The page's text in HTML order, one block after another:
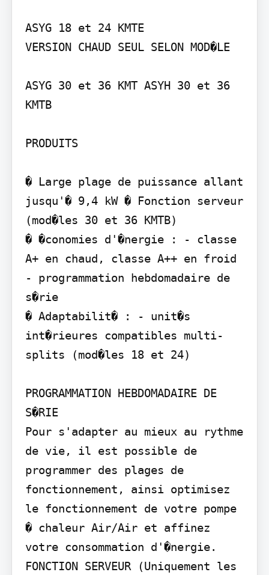
ASYG 18 et 24 KMTE
VERSION CHAUD SEUL SELON MOD�LE
ASYG 30 et 36 KMT ASYH 30 et 36
KMTB
PRODUITS
� Large plage de puissance allant
jusqu'� 9,4 kW � Fonction serveur
(mod�les 30 et 36 KMTB)
� �conomies d'�nergie : - classe
A+ en chaud, classe A++ en froid
- programmation hebdomadaire de
s�rie
� Adaptabilit� : - unit�s
int�rieures compatibles multi-
splits (mod�les 18 et 24)
PROGRAMMATION HEBDOMADAIRE DE
S�RIE
Pour s'adapter au mieux au rythme
de vie, il est possible de
programmer des plages de
fonctionnement, ainsi optimisez
le fonctionnement de votre pompe
� chaleur Air/Air et affinez
votre consommation d'�nergie.
FONCTION SERVEUR (Uniquement les